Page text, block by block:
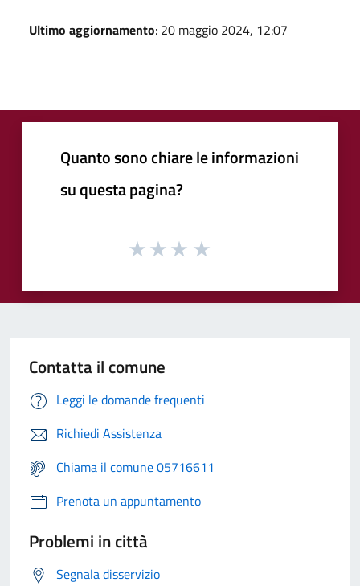
Ultimo aggiornamento: 20 maggio 2024, 12:07
Quanto sono chiare le informazioni
su questa pagina?
Contatta il comune
Leggi le domande frequenti
Richiedi Assistenza
Chiama il comune 05716611
Prenota un appuntamento
Problemi in città
Segnala disservizio